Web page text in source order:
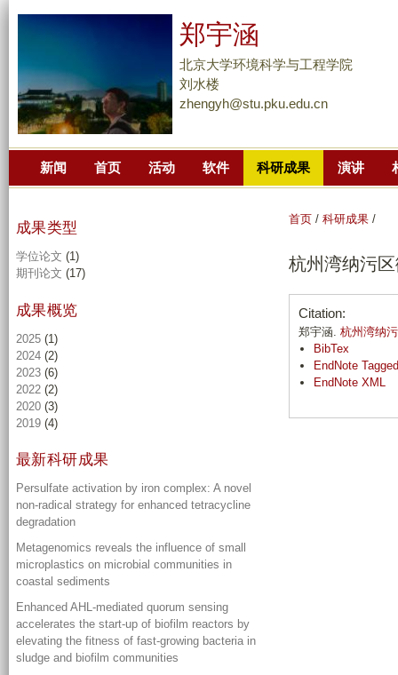
主
容
分
郑宇涵
北京大学环境科学与工程学院
刘水楼
zhengyh@stu.pku.edu.cn
新闻 首页 活动 软件 科研成果 演讲
首页 / 科研成果 /
杭州湾纳污
Citation:
郑宇涵. 杭州湾纳
BibTex
EndNote Tagged
EndNote XML
成果类型
学位论文 (1)
期刊论文 (17)
成果概览
2025 (1)
2024 (2)
2023 (6)
2022 (2)
2020 (3)
2019 (4)
最新科研成果
Persulfate activation by iron complex: A novel
non-radical strategy for enhanced tetracycline
degradation
Metagenomics reveals the influence of small
microplastics on microbial communities in
coastal sediments
Enhanced AHL-mediated quorum sensing
accelerates the start-up of biofilm reactors by
elevating the fitness of fast-growing bacteria in
sludge and biofilm communities